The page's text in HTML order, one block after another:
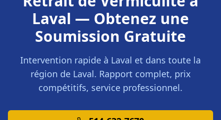
Laval — Obtenez une
Soumission Gratuite
Intervention rapide à Laval et dans toute la
région de Laval. Rapport complet, prix
compétitifs, service professionnel.